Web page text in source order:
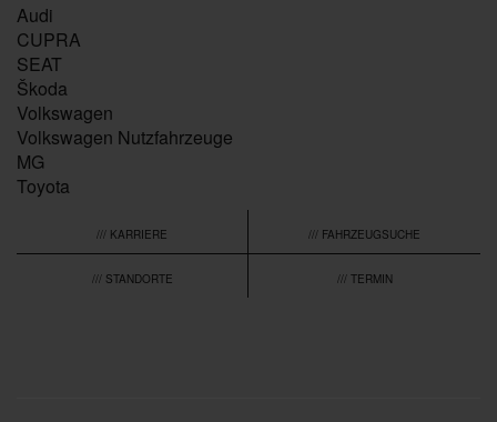
Audi
CUPRA
SEAT
Škoda
Volkswagen
Volkswagen Nutzfahrzeuge
MG
Toyota
/// KARRIERE /// FAHRZEUGSUCHE
/// STANDORTE /// TERMIN